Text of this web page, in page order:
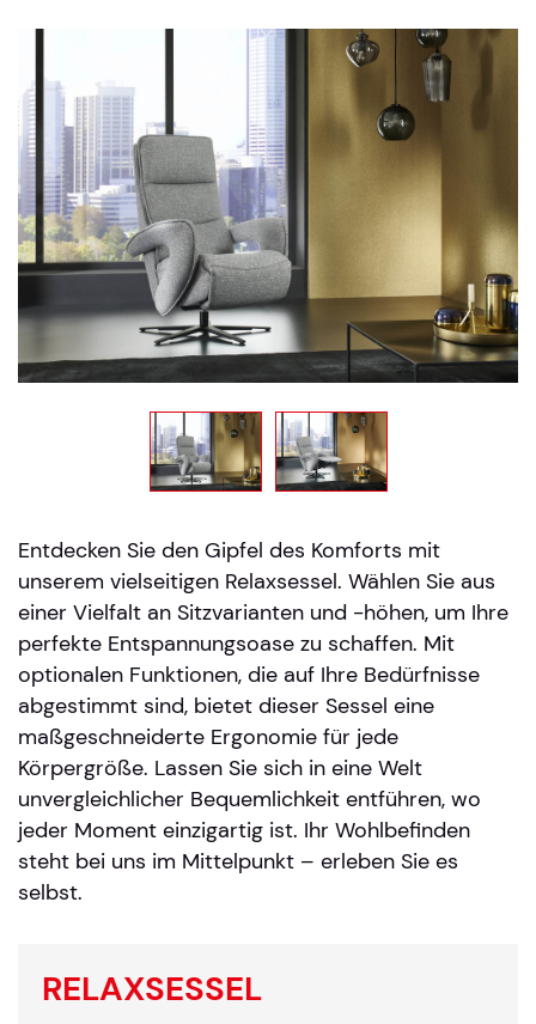
Entdecken Sie den Gipfel des Komforts mit
unserem vielseitigen Relaxsessel. Wählen Sie aus
einer Vielfalt an Sitzvarianten und -höhen, um Ihre
perfekte Entspannungsoase zu schaffen. Mit
optionalen Funktionen, die auf Ihre Bedürfnisse
abgestimmt sind, bietet dieser Sessel eine
maßgeschneiderte Ergonomie für jede
Körpergröße. Lassen Sie sich in eine Welt
unvergleichlicher Bequemlichkeit entführen, wo
jeder Moment einzigartig ist. Ihr Wohlbefinden
steht bei uns im Mittelpunkt – erleben Sie es
selbst.
RELAXSESSEL